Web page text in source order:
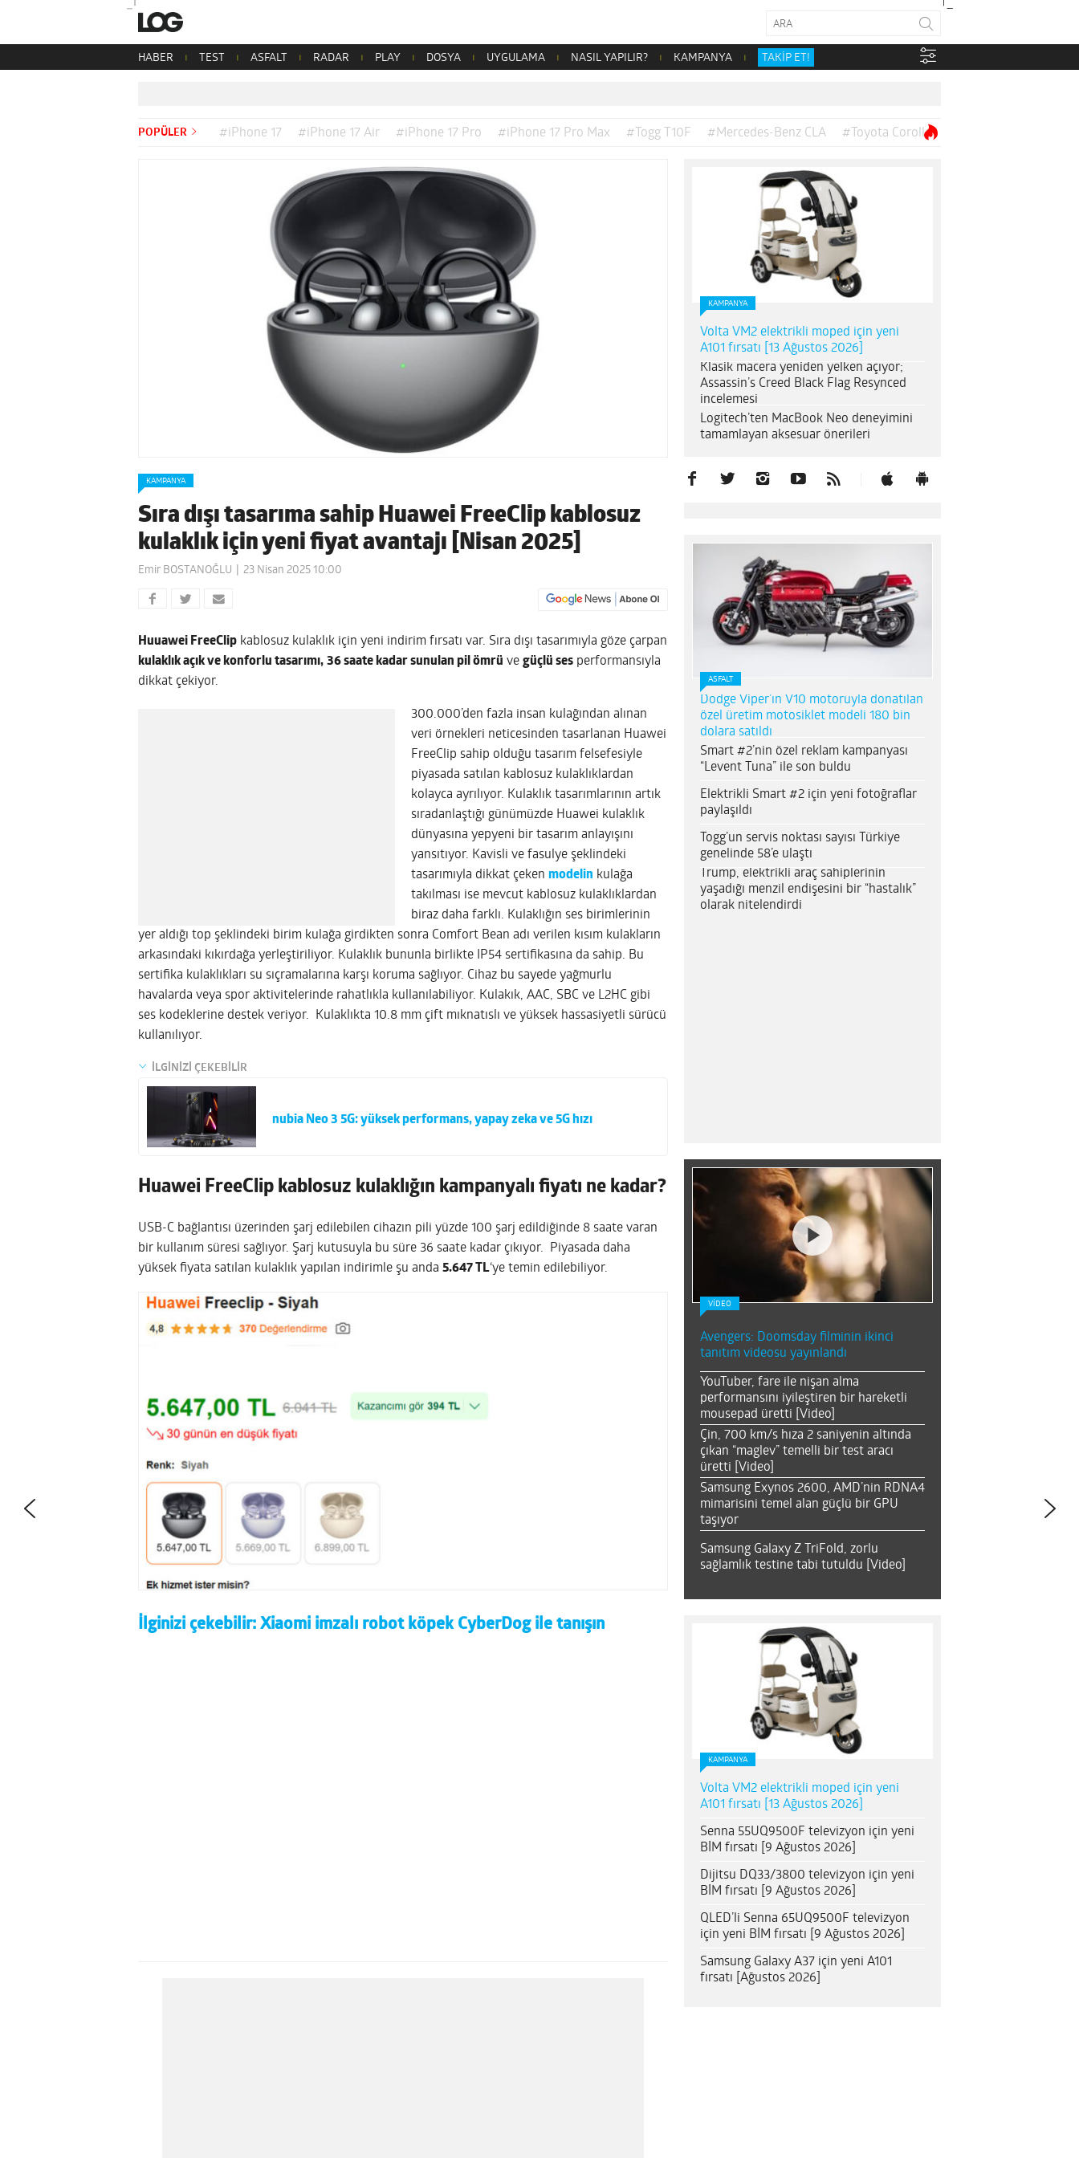
HABER TEST ASFALT RADAR PLAY DOSYA UYGULAMA NASIL YAPILIR? KAMPANYA TAKİP ET!
POPÜLER #iPhone 17 #iPhone 17 Air #iPhone 17 Pro #iPhone 17 Pro Max #Togg T10F #Mercedes-Benz CLA #Toyota Corolla
KAMPANYA
Sıra dışı tasarıma sahip Huawei FreeClip kablosuz
kulaklık için yeni fiyat avantajı [Nisan 2025]
Emir BOSTANOĞLU 23 Nisan 2025 10:00
Huuawei FreeClip kablosuz kulaklık için yeni indirim fırsatı var. Sıra dışı tasarımıyla göze çarpan
kulaklık açık ve konforlu tasarımı, 36 saate kadar sunulan pil ömrü ve güçlü ses performansıyla
dikkat çekiyor.
300.000’den fazla insan kulağından alınan
veri örnekleri neticesinden tasarlanan Huawei
FreeClip sahip olduğu tasarım felsefesiyle
piyasada satılan kablosuz kulaklıklardan
kolayca ayrılıyor. Kulaklık tasarımlarının artık
sıradanlaştığı günümüzde Huawei kulaklık
dünyasına yepyeni bir tasarım anlayışını
yansıtıyor. Kavisli ve fasulye şeklindeki
tasarımıyla dikkat çeken modelin kulağa
takılması ise mevcut kablosuz kulaklıklardan
biraz daha farklı. Kulaklığın ses birimlerinin
yer aldığı top şeklindeki birim kulağa girdikten sonra Comfort Bean adı verilen kısım kulakların
arkasındaki kıkırdağa yerleştiriliyor. Kulaklık bununla birlikte IP54 sertifikasına da sahip. Bu
sertifika kulaklıkları su sıçramalarına karşı koruma sağlıyor. Cihaz bu sayede yağmurlu
havalarda veya spor aktivitelerinde rahatlıkla kullanılabiliyor. Kulakık, AAC, SBC ve L2HC gibi
ses kodeklerine destek veriyor. Kulaklıkta 10.8 mm çift mıknatıslı ve yüksek hassasiyetli sürücü
kullanılıyor.
İLGİNİZİ ÇEKEBİLİR
nubia Neo 3 5G: yüksek performans, yapay zeka ve 5G hızı
Huawei FreeClip kablosuz kulaklığın kampanyalı fiyatı ne kadar?
USB-C bağlantısı üzerinden şarj edilebilen cihazın pili yüzde 100 şarj edildiğinde 8 saate varan
bir kullanım süresi sağlıyor. Şarj kutusuyla bu süre 36 saate kadar çıkıyor. Piyasada daha
yüksek fiyata satılan kulaklık yapılan indirimle şu anda 5.647 TL‘ye temin edilebiliyor.
İlginizi çekebilir: Xiaomi imzalı robot köpek CyberDog ile tanışın
KAMPANYA
Volta VM2 elektrikli moped için yeni
A101 fırsatı [13 Ağustos 2026]
Klasik macera yeniden yelken açıyor;
Assassin’s Creed Black Flag Resynced
incelemesi
Logitech’ten MacBook Neo deneyimini
tamamlayan aksesuar önerileri
ASFALT
Dodge Viper’ın V10 motoruyla donatılan
özel üretim motosiklet modeli 180 bin
dolara satıldı
Smart #2’nin özel reklam kampanyası
“Levent Tuna” ile son buldu
Elektrikli Smart #2 için yeni fotoğraflar
paylaşıldı
Togg’un servis noktası sayısı Türkiye
genelinde 58’e ulaştı
Trump, elektrikli araç sahiplerinin
yaşadığı menzil endişesini bir “hastalık”
olarak nitelendirdi
VİDEO
Avengers: Doomsday filminin ikinci
tanıtım videosu yayınlandı
YouTuber, fare ile nişan alma
performansını iyileştiren bir hareketli
mousepad üretti [Video]
Çin, 700 km/s hıza 2 saniyenin altında
çıkan “maglev” temelli bir test aracı
üretti [Video]
Samsung Exynos 2600, AMD’nin RDNA4
mimarisini temel alan güçlü bir GPU
taşıyor
Samsung Galaxy Z TriFold, zorlu
sağlamlık testine tabi tutuldu [Video]
KAMPANYA
Volta VM2 elektrikli moped için yeni
A101 fırsatı [13 Ağustos 2026]
Senna 55UQ9500F televizyon için yeni
BİM fırsatı [9 Ağustos 2026]
Dijitsu DQ33/3800 televizyon için yeni
BİM fırsatı [9 Ağustos 2026]
QLED’li Senna 65UQ9500F televizyon
için yeni BİM fırsatı [9 Ağustos 2026]
Samsung Galaxy A37 için yeni A101
fırsatı [Ağustos 2026]